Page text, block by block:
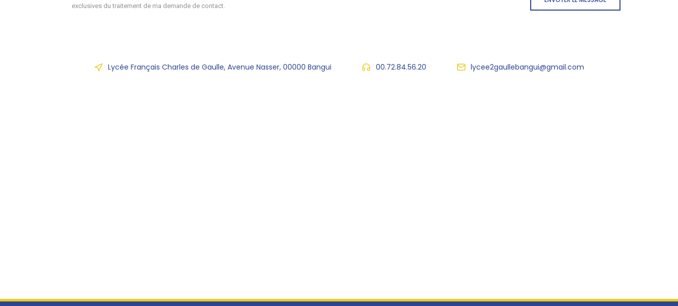
exclusives du traitement de ma demande de contact.
Lycée Français Charles de Gaulle, Avenue Nasser, 00000 Bangui 00.72.84.56.20 lycee2gaullebangui@gmail.com